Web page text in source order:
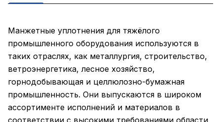
Манжетные уплотнения для тяжёлого
промышленного оборудования используются в
таких отраслях, как металлургия, строительство,
ветроэнергетика, лесное хозяйство,
горнодобывающая и целлюлозно-бумажная
промышленность. Они выпускаются в широком
ассортименте исполнений и материалов в